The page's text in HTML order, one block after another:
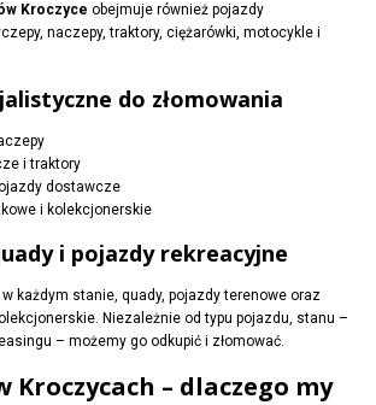
Kroczyce obejmuje również pojazdy
naczepy, traktory, ciężarówki, motocykle i
do złomowania
i traktory
dostawcze
i kolekcjonerskie
i pojazdy rekreacyjne
każdym stanie, quady, pojazdy terenowe oraz
Niezależnie od typu pojazdu, stanu –
– możemy go odkupić i złomować.
Kroczycach – dlaczego my